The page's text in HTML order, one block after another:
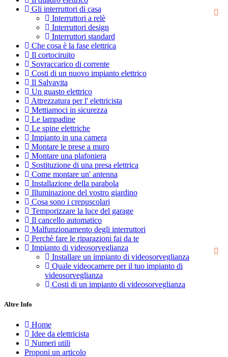
Gli interruttori di casa
Interruttori a relè
Interruttori design
Interruttori standard
Che cosa è la fase elettrica
Il cortociruito
Sovraccarico di corrente
Costi di un nuovo impianto elettrico
Il Salvavita
Un guasto elettrico
Attrezzatura per l' elettricista
Mettiamoci in sicurezza
Le lampadine
Le spine elettriche
Impianto in una camera
Montare le prese a muro
Montare una plafoniera
Sostituzione di una presa elettrica
Come montare un' antenna
Installazione della parabola
Illuminazione del vostro giardino
Cosa sono i crepuscolari
Temporizzare la luce del garage
Il cancello automatico
Malfunzionamento degli interruttori
Perchè fare le riparazioni fai da te
Impianto di videosorveglianza
Installare un impianto di videosorveglianza
Quale videocamere per il tuo impianto di
videosorveglianza
Costi di un impianto di videosorveglianza
Altre Info
Home
Idee da elettricista
Numeri utili
Proponi un articolo